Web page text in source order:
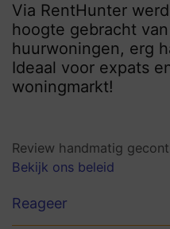
Via RentHunter
hoogte gebracht
huurwoningen, erg
Ideaal voor expats
woningmarkt!
Review handmatig
Bekijk ons beleid
Reageer